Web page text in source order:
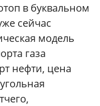
в буквальном
сейчас
модель
газа
нефти, цена